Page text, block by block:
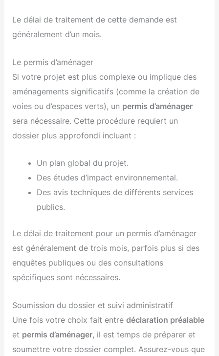
Le délai de traitement de cette demande est
généralement d’un mois.
Le permis d’aménager
Si votre projet est plus complexe ou implique des
aménagements significatifs (comme la création de
voies ou d’espaces verts), un permis d’aménager
sera nécessaire. Cette procédure requiert un
dossier plus approfondi incluant :
Un plan global du projet.
Des études d’impact environnemental.
Des avis techniques de différents services
publics.
Le délai de traitement pour un permis d’aménager
est généralement de trois mois, parfois plus si des
enquêtes publiques ou des consultations
spécifiques sont nécessaires.
Soumission du dossier et suivi administratif
Une fois votre choix fait entredéclaration préalable
et permis d’aménager, il est temps de préparer et
soumettre votre dossier complet. Assurez-vous que